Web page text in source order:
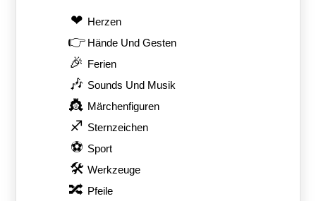
❤ Herzen
👉 Hände Und Gesten
🎉 Ferien
🎶 Sounds Und Musik
👸 Märchenfiguren
♐ Sternzeichen
⚽ Sport
🛠 Werkzeuge
🔀 Pfeile